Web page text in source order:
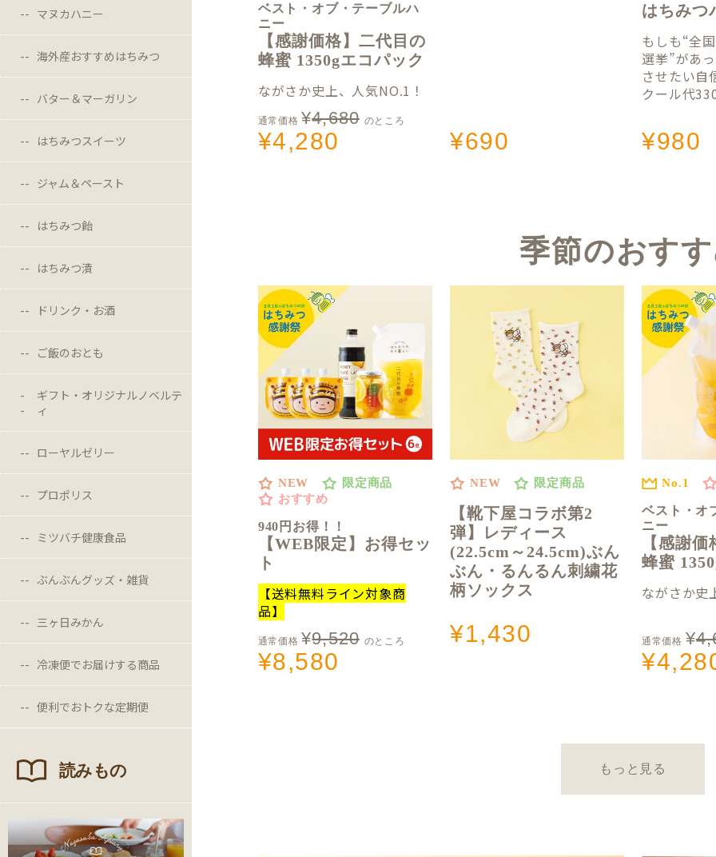
マヌカハニー
海外産おすすめはちみつ
バター＆マーガリン
はちみつスイーツ
ジャム＆ペースト
はちみつ飴
はちみつ漬
ドリンク・お酒
ご飯のおとも
ギフト・オリジナルノベルテ
ィ
ローヤルゼリー
プロポリス
ミツバチ健康食品
ぶんぶんグッズ・雑貨
三ヶ日みかん
冷凍便でお届けする商品
便利でおトクな定期便
読みもの
ベスト・オブ・テーブルハ
ニー
【感謝価格】二代目の
蜂蜜 1350gエコパック
ながさか史上、人気NO.1！
通常価格 ¥4,680 のところ
¥4,280 ¥690
はちみつ
もしも“全
選挙”があ
させたい自
クール代
¥980
季節のおす
NEW
限定商品
おすすめ
940円お得！！
【WEB限定】お得セッ
ト
【送料無料ライン対象商
品】
通常価格 ¥9,520 のところ
¥8,580
NEW 限定商品
【靴下屋コラボ第2
弾】レディース
(22.5cm～24.5cm)ぶん
ぶん・るんるん刺繍花
柄ソックス
¥1,430
No.1
ベスト・オ
ニー
【感謝
蜂蜜
ながさか史
通常価格 ¥
¥
もっと見る